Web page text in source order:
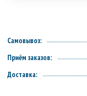
Самовывоз:
Приём заказов:
Доставка: